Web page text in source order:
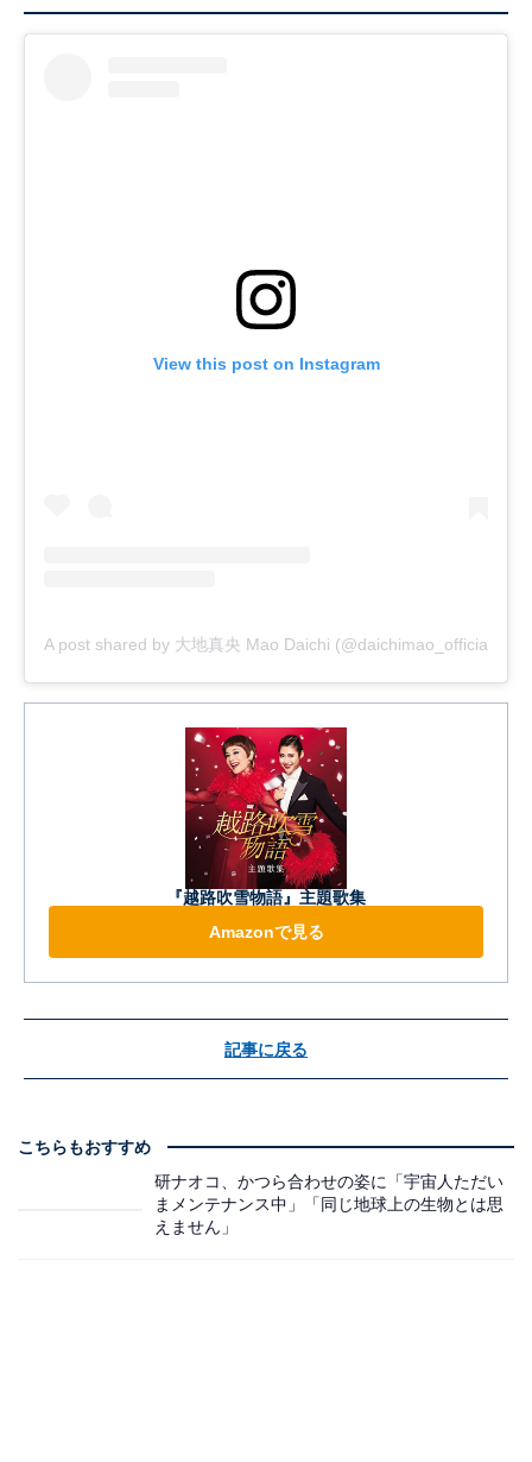
View this post on Instagram
A post shared by 大地真央 Mao Daichi (@daichimao_official)
『越路吹雪物語』主題歌集
Amazonで見る
記事に戻る
こちらもおすすめ
研ナオコ、かつら合わせの姿に「宇宙人ただい
まメンテナンス中」「同じ地球上の生物とは思
えません」